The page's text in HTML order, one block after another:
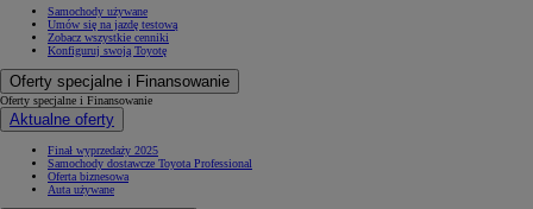
Samochody używane
Umów się na jazdę testową
Zobacz wszystkie cenniki
Konfiguruj swoją Toyotę
Oferty specjalne i Finansowanie
Oferty specjalne i Finansowanie
Aktualne oferty
Finał wyprzedaży 2025
Samochody dostawcze Toyota Professional
Oferta biznesowa
Auta używane